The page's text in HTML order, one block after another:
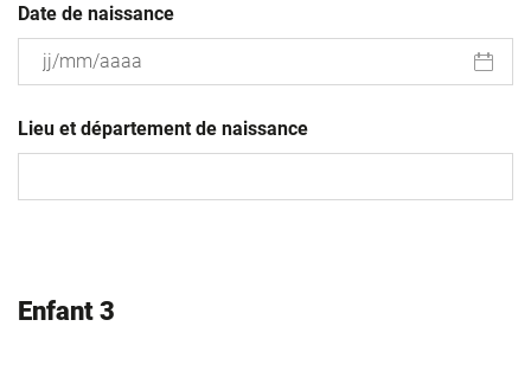
Date de naissance
slash
MM
Lieu et département de naissance
Enfant 3